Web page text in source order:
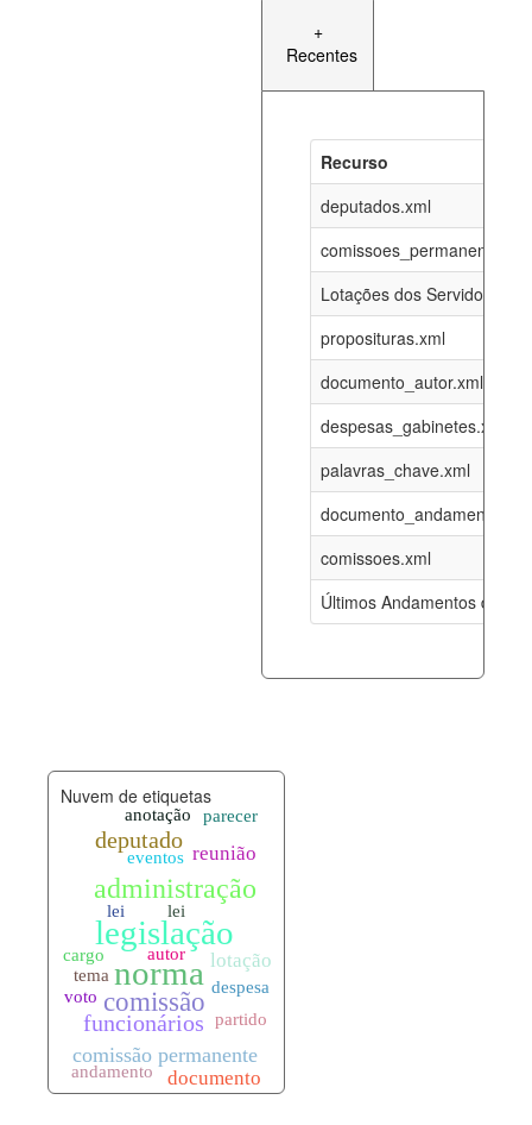
+
Recentes
Recurso
deputados.xml
Lotações dos Servidores
proposituras.xml
documento_autor.xml
despesas_gabinetes.xml
palavras_chave.xml
documento_andamento.xml
comissoes.xml
Últimos Andamentos de
documento_andamento_atual.xml
06-08-
funcionarios_lotacoes.xml
funcionarios_cargos.xml 12-05-
06-08-
documento_andamento.xml 06-08-
palavras_chave.xml 06-08-
legislacao_norma_anotacoes.xml
Nuvem de etiquetas